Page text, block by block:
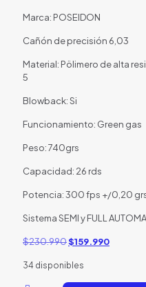
Marca: POSEIDON
Cañón de precisión 6,03
Material: Pölimero de alta
5
Blowback: Si
Funcionamiento: Green gas
Peso: 740grs
Capacidad: 26 rds
Potencia: 300 fps +/0,20
Sistema SEMI y FULL
$230.990El
original
era:
$159.990El
es:
34 disponibles